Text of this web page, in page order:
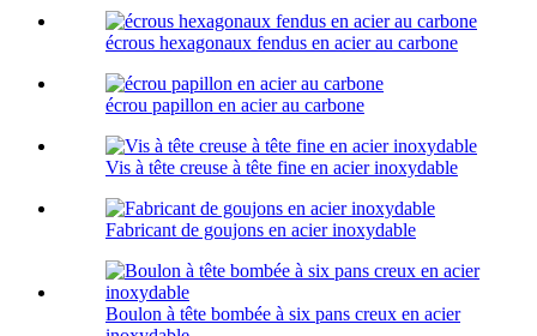
écrous hexagonaux fendus en acier au carbone
écrou papillon en acier au carbone
Vis à tête creuse à tête fine en acier inoxydable
Fabricant de goujons en acier inoxydable
Boulon à tête bombée à six pans creux en acier